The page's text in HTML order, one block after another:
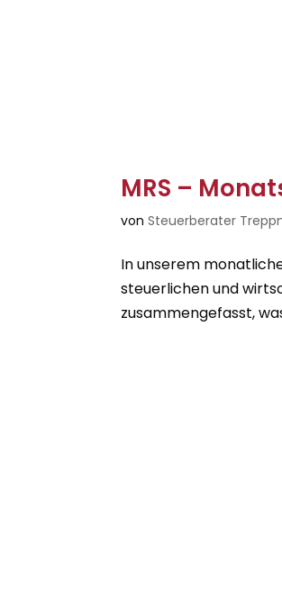
MRS –
vonSteuerberater
In unserem
steuerlichen und
zusammengefasst,